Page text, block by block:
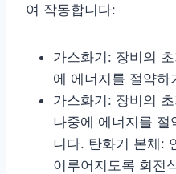
여 작동합니다:
가스화기: 장비의
에 에너지를 절약
가스화기: 장비의
나중에 에너지를 절
니다. 탄화기 본체:
이루어지도록 회전